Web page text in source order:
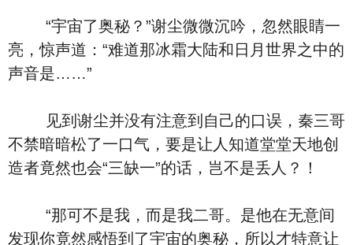
“宇宙了奥秘？”谢尘微微沉吟，忽然眼睛一
亮，惊声道：“难道那冰霜大陆和日月世界之中的
声音是……”
见到谢尘并没有注意到自己的口误，秦三哥
不禁暗暗松了一口气，要是让人知道堂堂天地创
造者竟然也会“三缺一”的话，岂不是丢人？！
“那可不是我，而是我二哥。是他在无意间
发现你竟然感悟到了宇宙的奥秘，所以才特意让